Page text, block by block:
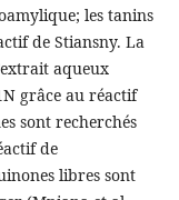
les tanins
de Stiansny. La
aqueux
grâce au réactif
sont recherchés
de
libres sont